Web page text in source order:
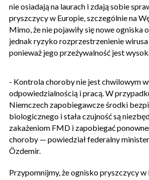
nie osiadają na laurach i zdają sobie
pryszczycy w Europie, szczególnie na
Mimo, że nie pojawiły się nowe ogniska
jednak ryzyko rozprzestrzenienie wirusa
ponieważ jego przeżywalność jest
- Kontrola choroby nie jest chwilowym
odpowiedzialnością i pracą. W
Niemczech zapobiegawcze środki
biologicznego i stała czujność są
zakażeniom FMD i zapobiegać
choroby — powiedział federalny
Özdemir.
Przypomnijmy, że ognisko pryszczycy